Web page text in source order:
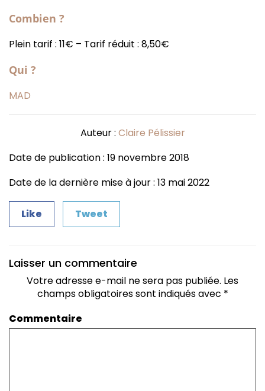
Combien ?
Plein tarif : 11€ – Tarif réduit : 8,50€
Qui ?
MAD
Auteur : Claire Pélissier
Date de publication : 19 novembre 2018
Date de la dernière mise à jour : 13 mai 2022
Like Tweet
Laisser un commentaire
Votre adresse e-mail ne sera pas publiée. Les
champs obligatoires sont indiqués avec *
Commentaire